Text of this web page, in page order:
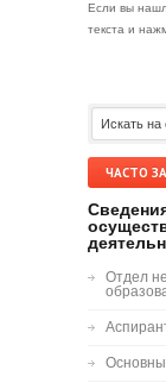
Если вы
текста и
ЧАСТО
Отдел